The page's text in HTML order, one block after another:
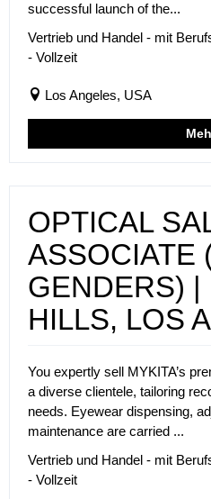
successful launch of the...
Vertrieb und Handel - mit
- Vollzeit
Los Angeles, USA
OPTICAL
ASSOCIATE
GENDERS) |
HILLS, LOS
You expertly sell MYKITA’s
a diverse clientele, tailoring
needs. Eyewear dispensing,
maintenance are carried ...
Vertrieb und Handel - mit
- Vollzeit